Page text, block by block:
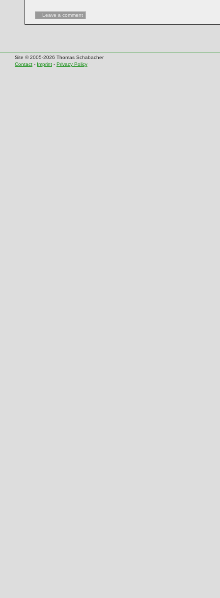
Leave a comment
Site © 2005-2026 Thomas Schabacher
Contact - Imprint - Privacy Policy